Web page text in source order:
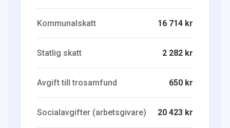
Kommunalskatt 16 714 kr
Statlig skatt 2 282 kr
Avgift till trosamfund 650 kr
Socialavgifter (arbetsgivare) 20 423 kr